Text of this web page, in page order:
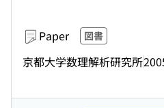
Paper 図書
京都大学数理解析研究所